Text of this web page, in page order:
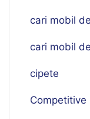
cari mobil
cari mobil
cipete
Competitive